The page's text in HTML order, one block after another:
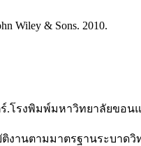
Wiley & Sons. 2010.
โรงพิมพ์มหาวิทยาลัยขอนแ
นตามมาตรฐานระบาด